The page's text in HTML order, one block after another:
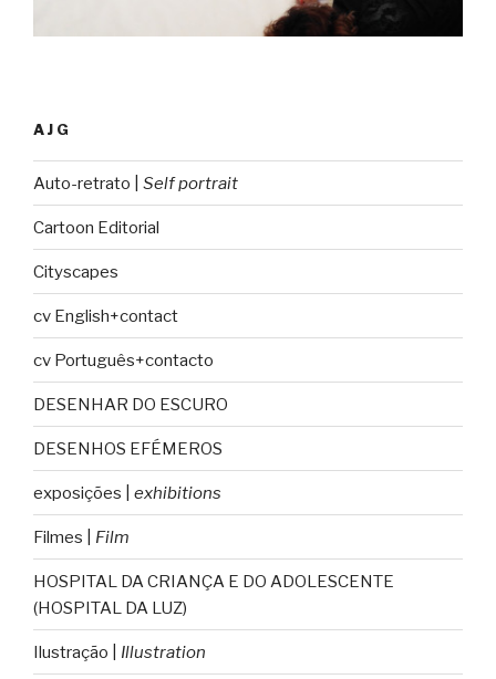
AJG
Auto-retrato | Self portrait
Cartoon Editorial
Cityscapes
cv English+contact
cv Português+contacto
DESENHAR DO ESCURO
DESENHOS EFÉMEROS
exposições | exhibitions
Filmes | Film
HOSPITAL DA CRIANÇA E DO ADOLESCENTE
(HOSPITAL DA LUZ)
Ilustração | Illustration